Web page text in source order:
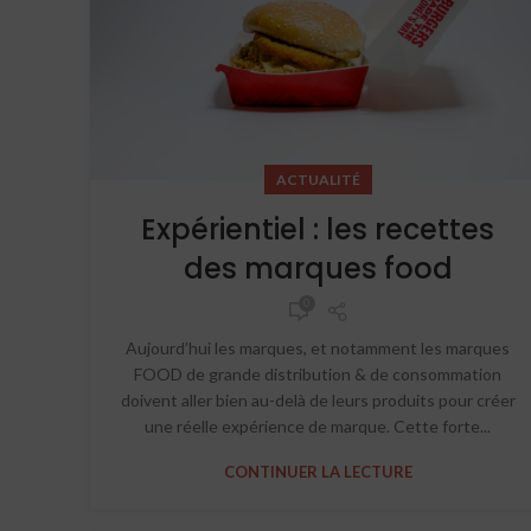
ACTUALITÉ
Expérientiel : les recettes
des marques food
Aujourd’hui les marques, et notamment les marques
FOOD de grande distribution & de consommation
doivent aller bien au-delà de leurs produits pour créer
une réelle expérience de marque. Cette forte...
CONTINUER LA LECTURE